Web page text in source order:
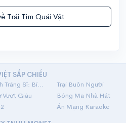
Trái Tim Quái Vật
SẮP CHIẾU
Hộ Linh Tráng Sĩ: Bí Ẩn Mộ Vua Đinh
Trại Buôn Người
Vượt Giàu
Bóng Ma Nhà Hát
Án Mạng Karaoke